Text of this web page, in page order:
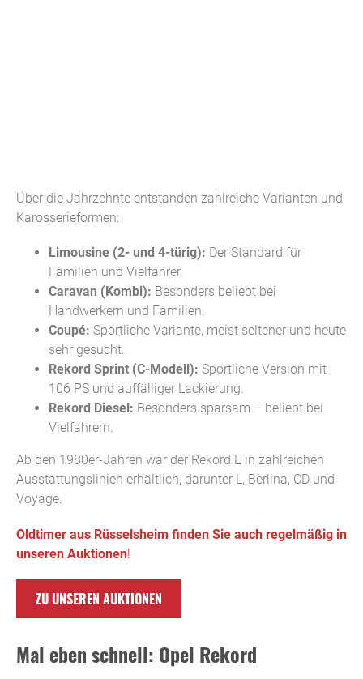
Über die Jahrzehnte entstanden zahlreiche Varianten und
Karosserieformen:
Limousine (2- und 4-türig): Der Standard für
Familien und Vielfahrer.
Caravan (Kombi): Besonders beliebt bei
Handwerkern und Familien.
Coupé: Sportliche Variante, meist seltener und heute
sehr gesucht.
Rekord Sprint (C-Modell): Sportliche Version mit
106 PS und auffälliger Lackierung.
Rekord Diesel: Besonders sparsam – beliebt bei
Vielfahrern.
Ab den 1980er-Jahren war der Rekord E in zahlreichen
Ausstattungslinien erhältlich, darunter L, Berlina, CD und
Voyage.
Oldtimer aus Rüsselsheim finden Sie auch regelmäßig in
unseren Auktionen!
ZU UNSEREN AUKTIONEN
Mal eben schnell: Opel Rekord